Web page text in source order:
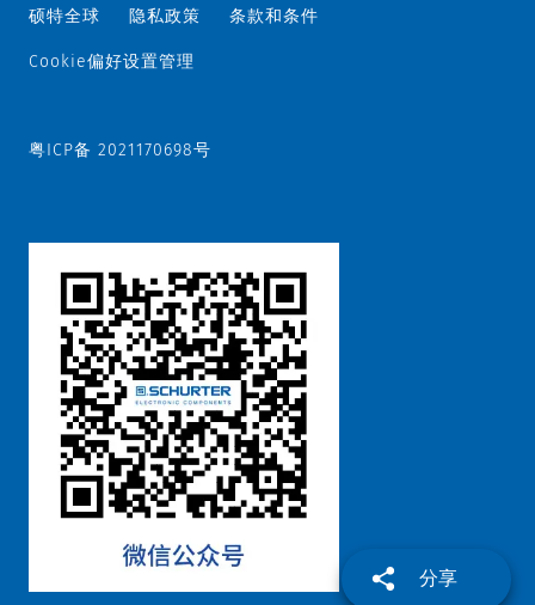
分享
硕特全球 隐私政策 条款和条件
Cookie偏好设置管理
粤ICP备 2021170698号